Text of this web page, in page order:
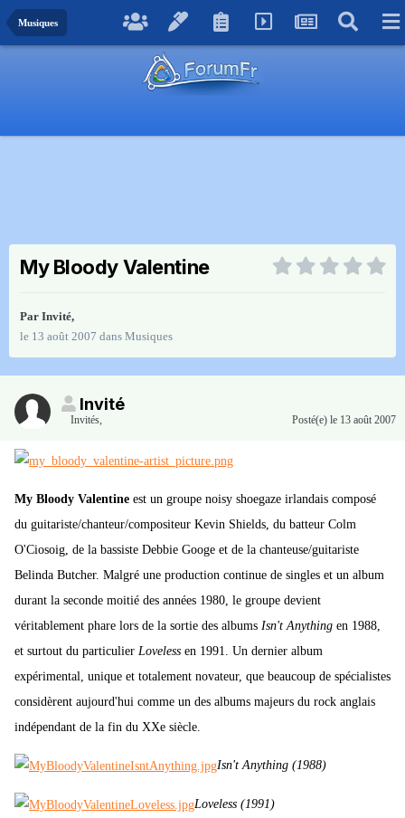
Musiques
My Bloody Valentine
Par Invité,
le 13 août 2007 dans Musiques
Invité
Invités, Posté(e) le 13 août 2007
My Bloody Valentine est un groupe noisy shoegaze irlandais composé
du guitariste/chanteur/compositeur Kevin Shields, du batteur Colm
O'Ciosoig, de la bassiste Debbie Googe et de la chanteuse/guitariste
Belinda Butcher. Malgré une production continue de singles et un album
durant la seconde moitié des années 1980, le groupe devient
véritablement phare lors de la sortie des albums Isn't Anything en 1988,
et surtout du particulier Loveless en 1991. Un dernier album
expérimental, unique et totalement novateur, que beaucoup de spécialistes
considèrent aujourd'hui comme un des albums majeurs du rock anglais
indépendant de la fin du XXe siècle.
Isn't Anything (1988)
Loveless (1991)